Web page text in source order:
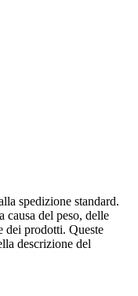
spedizione standard.
causa del peso, delle
dei prodotti. Queste
descrizione del